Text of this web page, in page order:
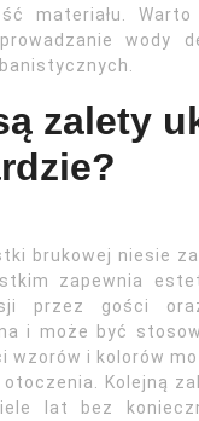
materiału.
wody
zalety
brukowej niesie
zapewnia
przez gości
i może być
wzorów i kolorów
otoczenia. Kolejną
lat bez